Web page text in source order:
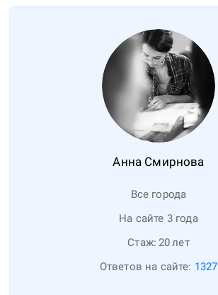
Анна Смирнова
Все города
На сайте 3 года
Стаж: 20лет
Ответов на сайте: 1327